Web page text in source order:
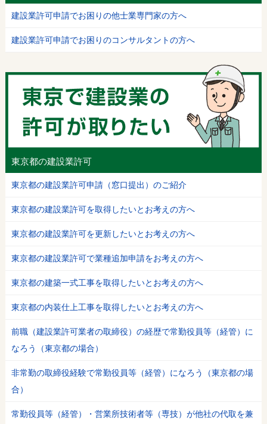
建設業許可申請でお困りの他士業専門家の方へ
建設業許可申請でお困りのコンサルタントの方へ
東京都の建設業許可
東京都の建設業許可申請（窓口提出）のご紹介
東京都の建設業許可を取得したいとお考えの方へ
東京都の建設業許可を更新したいとお考えの方へ
東京都の建設業許可で業種追加申請をお考えの方へ
東京都の建築一式工事を取得したいとお考えの方へ
東京都の内装仕上工事を取得したいとお考えの方へ
前職（建設業許可業者の取締役）の経歴で常勤役員等（経管）に
なろう（東京都の場合）
非常勤の取締役経験で常勤役員等（経管）になろう（東京都の場
合）
常勤役員等（経管）・営業所技術者等（専技）が他社の代取を兼